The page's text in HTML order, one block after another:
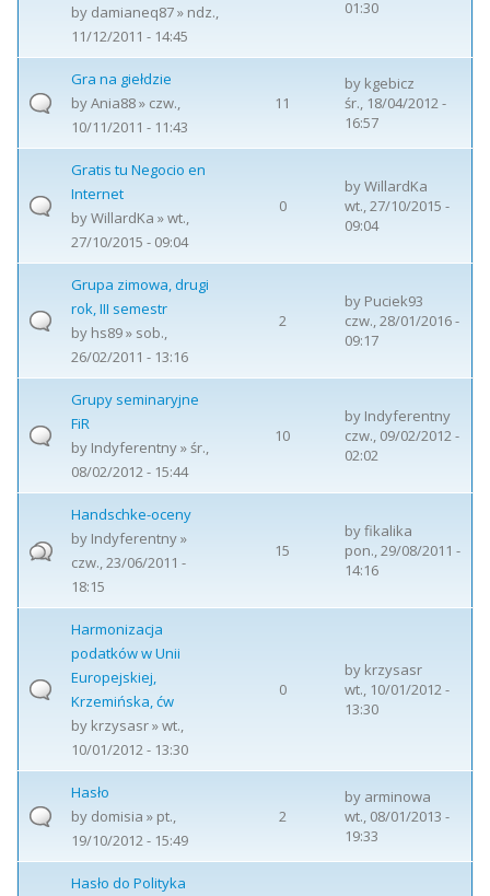
by damianeq87» ndz.,
11/12/2011 - 14:45
01:30
Gra na giełdzie
byAnia88» czw.,
10/11/2011 - 11:43
11
by kgebicz
śr., 18/04/2012 -
16:57
Gratis tu Negocio en
Internet
byWillardKa » wt.,
27/10/2015 - 09:04
0
byWillardKa
wt., 27/10/2015 -
09:04
Grupa zimowa, drugi
rok, III semestr
by hs89» sob.,
26/02/2011 - 13:16
2
by Puciek93
czw., 28/01/2016 -
09:17
Grupy seminaryjne
FiR
by Indyferentny» śr.,
08/02/2012 - 15:44
10
by Indyferentny
czw., 09/02/2012 -
02:02
Handschke-oceny
by Indyferentny»
czw., 23/06/2011 -
18:15
15
byfikalika
pon., 29/08/2011 -
14:16
Harmonizacja
podatków w Unii
Europejskiej,
Krzemińska, ćw
by krzysasr» wt.,
10/01/2012 - 13:30
0
by krzysasr
wt., 10/01/2012 -
13:30
Hasło
by domisia » pt.,
19/10/2012 - 15:49
2
by arminowa
wt., 08/01/2013 -
19:33
Hasło do Polityka